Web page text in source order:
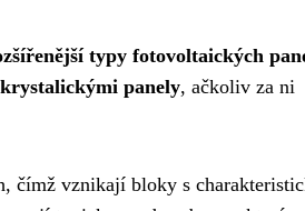
typy fotovoltaických
panely, ačkoliv za ni
čímž vznikají bloky s